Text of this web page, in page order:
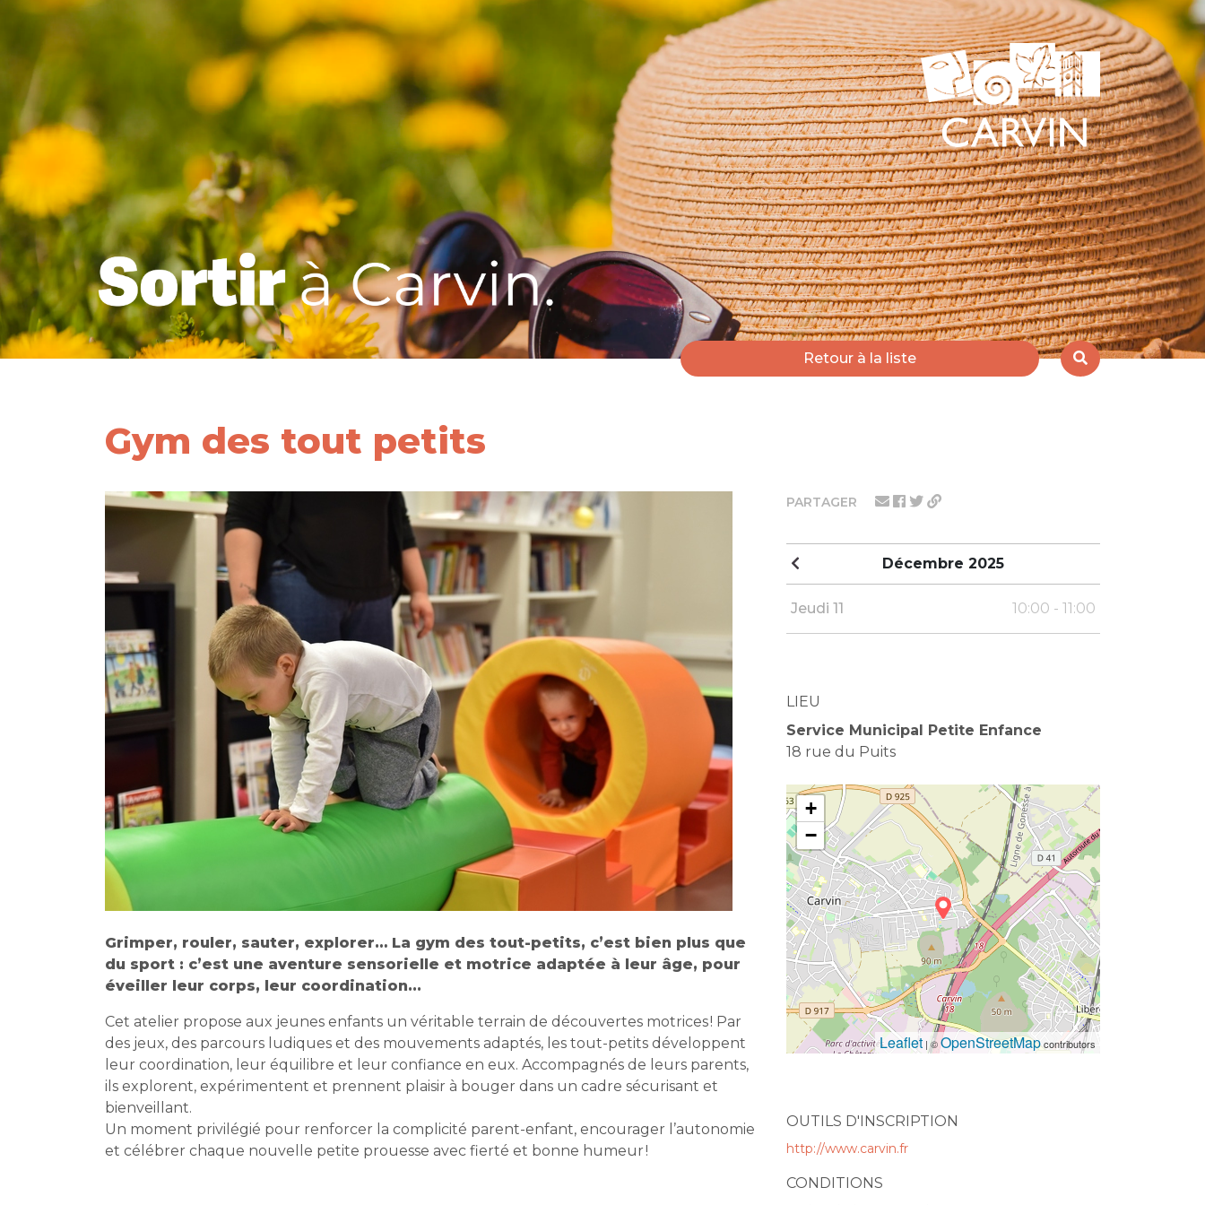
Retour à la liste
PARTAGER
Décembre 2025
Jeudi 11 10:00 - 11:00
LIEU
Service Municipal Petite Enfance
18 rue du Puits
+
−
Leaflet | ©OpenStreetMapcontributors
OUTILS D'INSCRIPTION
http://www.carvin.fr
CONDITIONS
Gym des tout petits
Grimper, rouler, sauter, explorer… La gym des tout-petits, c’est bien plus que
du sport : c’est une aventure sensorielle et motrice adaptée à leur âge, pour
éveiller leur corps, leur coordination...
Cet atelier propose aux jeunes enfants un véritable terrain de découvertes motrices ! Par
des jeux, des parcours ludiques et des mouvements adaptés, les tout-petits développent
leur coordination, leur équilibre et leur confiance en eux. Accompagnés de leurs parents,
ils explorent, expérimentent et prennent plaisir à bouger dans un cadre sécurisant et
bienveillant.
Un moment privilégié pour renforcer la complicité parent-enfant, encourager l’autonomie
et célébrer chaque nouvelle petite prouesse avec fierté et bonne humeur !